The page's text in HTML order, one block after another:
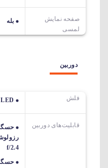
صفحه نمایش
لمسی
بله
دوربین
فلش LED
قابلیت‌های دوربین‌
f/2.4